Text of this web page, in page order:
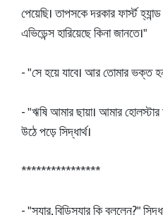
পেয়েছি। তাপসকে দরকার ফার্স্ট
এভিডেন্স হারিয়েছে কিনা জানতে।"
- "সে হয়ে যাবে। আর তোমার ভক্ত
- "ঋষি আমার ছায়া। আমার
উঠে পড়ে সিদ্ধার্থ।
****************